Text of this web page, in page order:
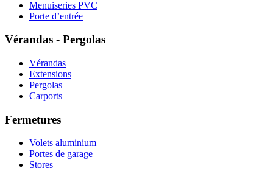
Menuiseries PVC
Porte d’entrée
Vérandas - Pergolas
Vérandas
Extensions
Pergolas
Carports
Fermetures
Volets aluminium
Portes de garage
Stores